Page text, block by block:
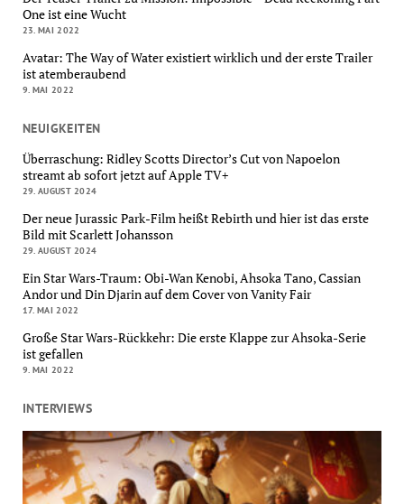
One ist eine Wucht
23. MAI 2022
Avatar: The Way of Water existiert wirklich und der erste Trailer
ist atemberaubend
9. MAI 2022
NEUIGKEITEN
Überraschung: Ridley Scotts Director’s Cut von Napoelon
streamt ab sofort jetzt auf Apple TV+
29. AUGUST 2024
Der neue Jurassic Park-Film heißt Rebirth und hier ist das erste
Bild mit Scarlett Johansson
29. AUGUST 2024
Ein Star Wars-Traum: Obi-Wan Kenobi, Ahsoka Tano, Cassian
Andor und Din Djarin auf dem Cover von Vanity Fair
17. MAI 2022
Große Star Wars-Rückkehr: Die erste Klappe zur Ahsoka-Serie
ist gefallen
9. MAI 2022
INTERVIEWS